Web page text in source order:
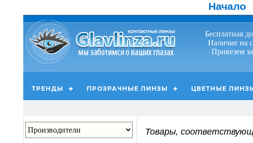
Начало
Бесплатная
Наличие на
Привезем
ТРЕНДЫ ПРОЗРАЧНЫЕ ЛИНЗЫ ЦВЕТНЫЕ
Товары,